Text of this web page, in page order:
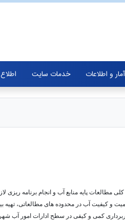
آمار و اطلاعات خدمات سایت
مطالعات پایه منابع آب و انجام برنامه
کیفیت آب در محدوده های مطالعاتی، تهیه
کمی و کیفی در سطح ادارات امور آب